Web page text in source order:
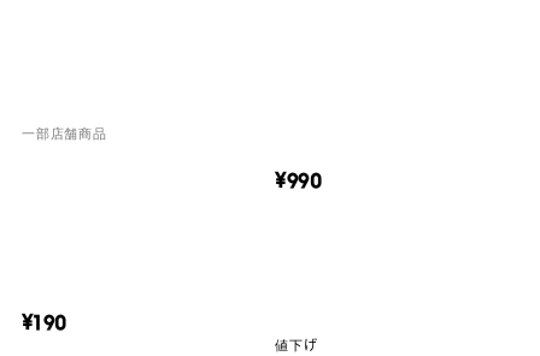
一部店舗商品
¥190
¥990
値下げ